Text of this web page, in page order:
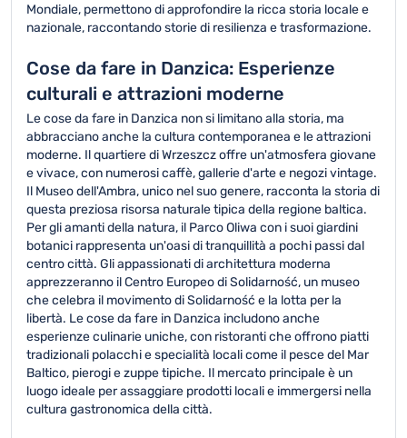
Mondiale, permettono di approfondire la ricca storia locale e
nazionale, raccontando storie di resilienza e trasformazione.
Cose da fare in Danzica: Esperienze
culturali e attrazioni moderne
Le cose da fare in Danzica non si limitano alla storia, ma
abbracciano anche la cultura contemporanea e le attrazioni
moderne. Il quartiere di Wrzeszcz offre un'atmosfera giovane
e vivace, con numerosi caffè, gallerie d'arte e negozi vintage.
Il Museo dell'Ambra, unico nel suo genere, racconta la storia di
questa preziosa risorsa naturale tipica della regione baltica.
Per gli amanti della natura, il Parco Oliwa con i suoi giardini
botanici rappresenta un'oasi di tranquillità a pochi passi dal
centro città. Gli appassionati di architettura moderna
apprezzeranno il Centro Europeo di Solidarność, un museo
che celebra il movimento di Solidarność e la lotta per la
libertà. Le cose da fare in Danzica includono anche
esperienze culinarie uniche, con ristoranti che offrono piatti
tradizionali polacchi e specialità locali come il pesce del Mar
Baltico, pierogi e zuppe tipiche. Il mercato principale è un
luogo ideale per assaggiare prodotti locali e immergersi nella
cultura gastronomica della città.